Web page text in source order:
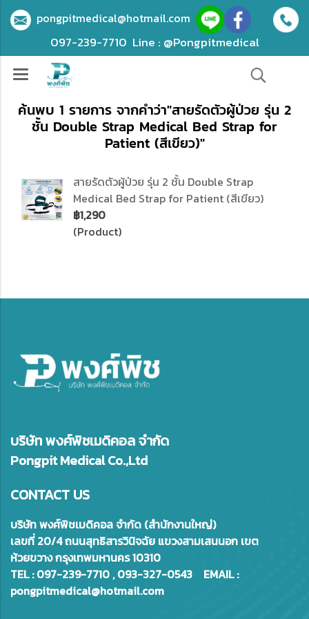
pongpitmedical@hotmail.com
097-239-7710 Line : @Pongpitmedical
ค้นพบ 1 รายการ จากคำว่า"สายรัดตัวผู้ป่วย รุ่น 2
ชั้น Double Strap Medical Bed Strap for
Patient (สีเขียว)"
สายรัดตัวผู้ป่วย รุ่น 2 ชั้น Double Strap
Medical Bed Strap for Patient (สีเขียว)
฿1,290
(Product)
บริษัท พงศ์พิชเมดิคอล จำกัด
Pongpit Medical Co.,Ltd
CONTACT US
บริษัท พงศ์พิชเมดิคอล จำกัด (สำนักงานใหญ่)
เลขที่ 20/4 ถนนสุทธิสารวินิจฉัย แขวงสามเสนนอก เขต
ห้วยขวาง กรุงเทพมหานคร 10310
TEL : 097-239-7710 , 093-327-0543 EMAIL :
pongpitmedical@hotmail.com